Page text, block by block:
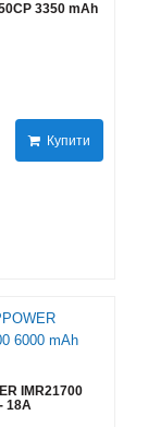
3350 mAh
Купити
IMR21700
18А